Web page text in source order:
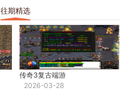
往期精选
传奇3复古端游
2026-03-28